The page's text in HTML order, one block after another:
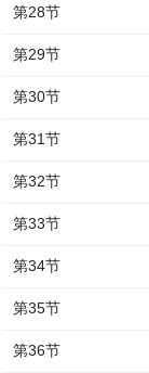
第28节
第29节
第30节
第31节
第32节
第33节
第34节
第35节
第36节